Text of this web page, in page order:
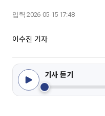
입력 2026-05-15 17:48
이수진 기자
기사 듣기